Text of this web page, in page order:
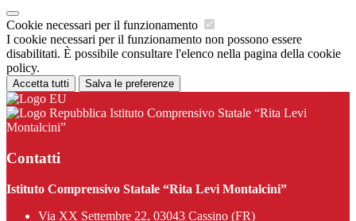
Cookie necessari per il funzionamento
I cookie necessari per il funzionamento non possono essere
disabilitati. È possibile consultare l'elenco nella pagina della cookie
policy.
Accetta tutti Salva le preferenze
Istituto Comprensivo Statale “Rita Levi
Montalcini”
Contatti
Istituto Comprensivo Statale “Rita Levi Montalcini”
Via XX Settembre 22, 03043 Cassino (FR)